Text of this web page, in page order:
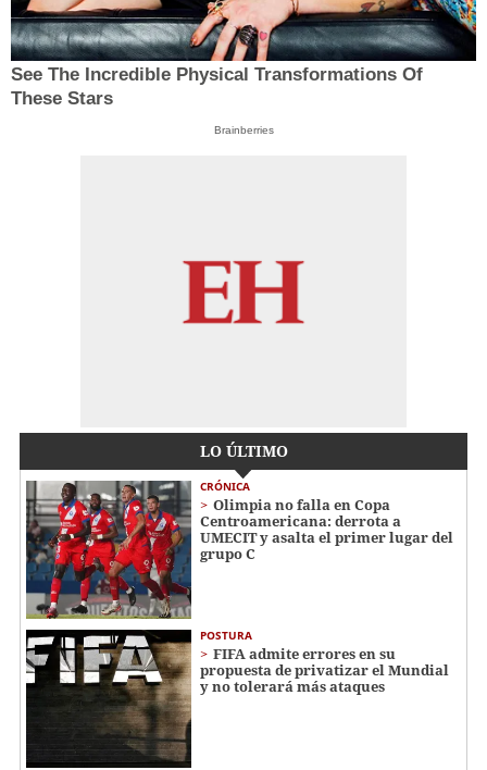
See The Incredible Physical Transformations Of
These Stars
Brainberries
LO ÚLTIMO
CRÓNICA
Olimpia no falla en Copa
Centroamericana: derrota a
UMECIT y asalta el primer lugar del
grupo C
POSTURA
FIFA admite errores en su
propuesta de privatizar el Mundial
y no tolerará más ataques